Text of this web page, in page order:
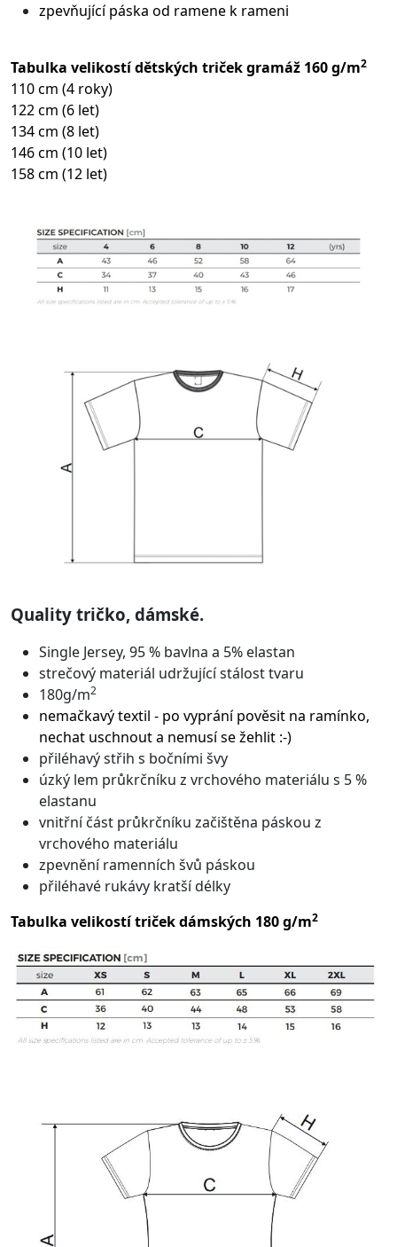
zpevňující páska od ramene k rameni
Tabulka velikostí dětských triček gramáž 160 g/m2
110 cm (4 roky)
122 cm (6 let)
134 cm (8 let)
146 cm (10 let)
158 cm (12 let)
Quality tričko, dámské.
Single Jersey, 95 % bavlna a 5% elastan
strečový materiál udržující stálost tvaru
180g/m2
nemačkavý textil - po vyprání pověsit na ramínko,
nechat uschnout a nemusí se žehlit :-)
přiléhavý střih s bočními švy
úzký lem průkrčníku z vrchového materiálu s 5 %
elastanu
vnitřní část průkrčníku začištěna páskou z
vrchového materiálu
zpevnění ramenních švů páskou
přiléhavé rukávy kratší délky
Tabulka velikostí triček dámských 180 g/m2